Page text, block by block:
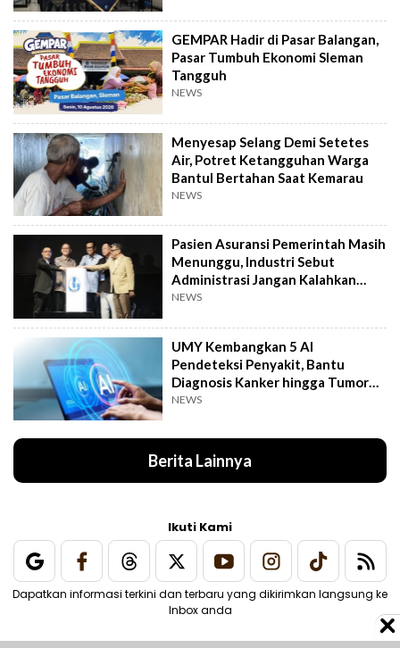
GEMPAR Hadir di Pasar Balangan,
Pasar Tumbuh Ekonomi Sleman
Tangguh
NEWS
Menyesap Selang Demi Setetes
Air, Potret Ketangguhan Warga
Bantul Bertahan Saat Kemarau
NEWS
Pasien Asuransi Pemerintah Masih
Menunggu, Industri Sebut
Administrasi Jangan Kalahkan
Kemanusiaan
NEWS
UMY Kembangkan 5 AI
Pendeteksi Penyakit, Bantu
Diagnosis Kanker hingga Tumor
Otak Lebih Cepat
NEWS
Berita Lainnya
Ikuti Kami
Dapatkan informasi terkini dan terbaru yang dikirimkan langsung ke
Inbox anda